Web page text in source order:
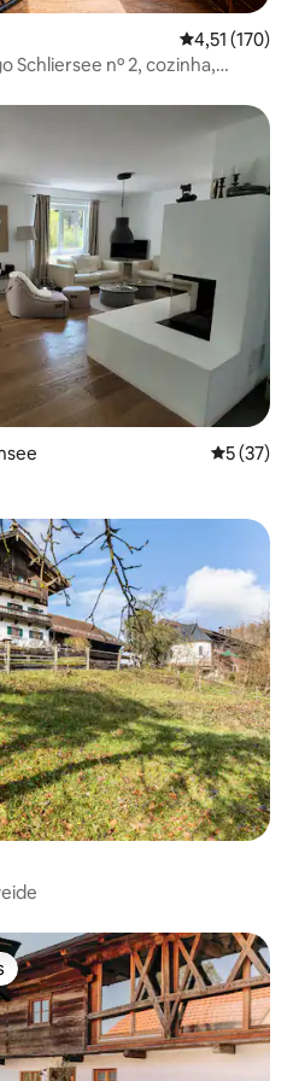
4,51 de uma
4,51 (170)
Schliersee nº 2, cozinha,
5 de uma
5 (37)
dos hóspedes